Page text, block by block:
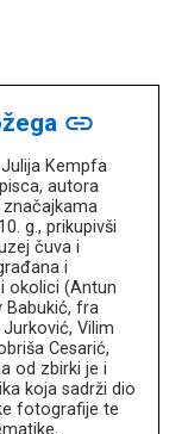
link
Kempfa
autora
g., prikupivši
čuva i
i
okolici (Antun
Babukić, fra
Vilim
Cesarić,
od zbirki je i
koja sadrži dio
fotografije te